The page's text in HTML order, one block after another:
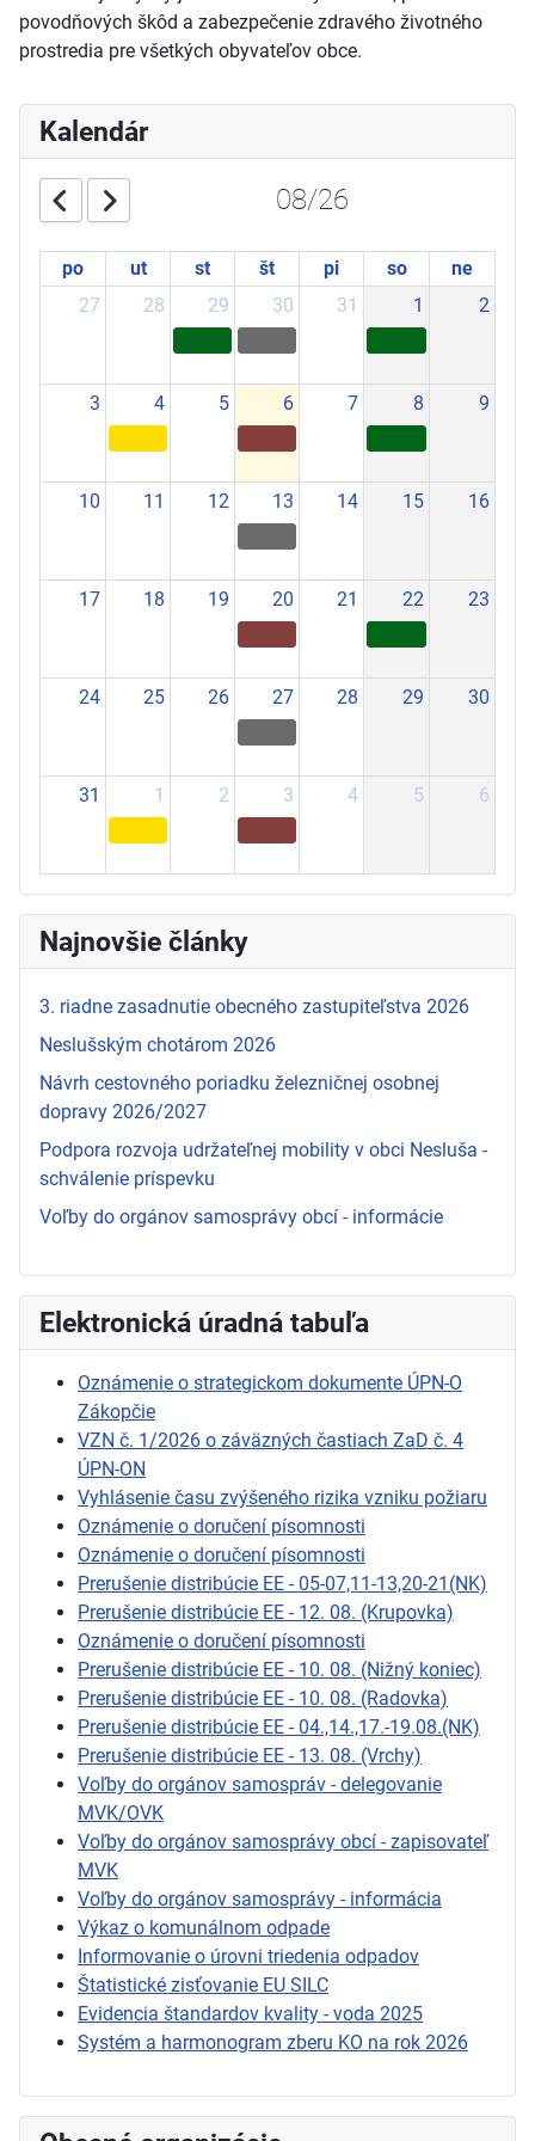
povodňových škôd a zabezpečenie zdravého životného
prostredia pre všetkých obyvateľov obce.
Kalendár
08/26
po ut st št pi so
ne
27
28 29 30 31 1 2
3 4 5 6 7 8 9
10 11 12 13 14 15 16
17 18 19 20 21 22 23
24 25 26 27 28 29 30
31 1 2 3 4 5 6
Najnovšie články
3. riadne zasadnutie obecného zastupiteľstva 2026
Neslušským chotárom 2026
Návrh cestovného poriadku železničnej osobnej
dopravy 2026/2027
Podpora rozvoja udržateľnej mobility v obci Nesluša -
schválenie príspevku
Voľby do orgánov samosprávy obcí - informácie
Elektronická úradná tabuľa
Oznámenie o strategickom dokumente ÚPN-O
Zákopčie
VZN č. 1/2026 o záväzných častiach ZaD č. 4
ÚPN-ON
Vyhlásenie času zvýšeného rizika vzniku požiaru
Oznámenie o doručení písomnosti
Oznámenie o doručení písomnosti
Prerušenie distribúcie EE - 05-07,11-13,20-21(NK)
Prerušenie distribúcie EE - 12. 08. (Krupovka)
Oznámenie o doručení písomnosti
Prerušenie distribúcie EE - 10. 08. (Nižný koniec)
Prerušenie distribúcie EE - 10. 08. (Radovka)
Prerušenie distribúcie EE - 04.,14.,17.-19.08.(NK)
Prerušenie distribúcie EE - 13. 08. (Vrchy)
Voľby do orgánov samospráv - delegovanie
MVK/OVK
Voľby do orgánov samosprávy obcí - zapisovateľ
MVK
Voľby do orgánov samosprávy - informácia
Výkaz o komunálnom odpade
Informovanie o úrovni triedenia odpadov
Štatistické zisťovanie EU SILC
Evidencia štandardov kvality - voda 2025
Systém a harmonogram zberu KO na rok 2026